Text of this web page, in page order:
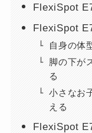
FlexiSpot
FlexiSpot
自身の体
脚の下が
る
小さなお
える
FlexiSpot